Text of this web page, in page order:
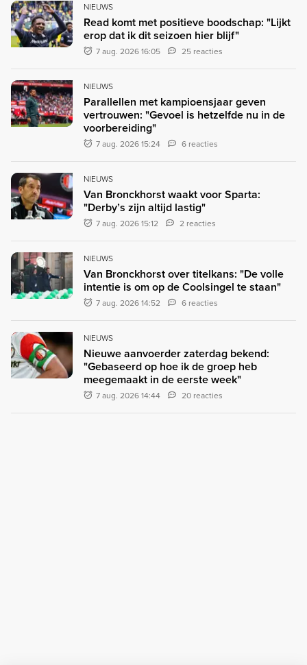
NIEUWS
Read komt met positieve boodschap: "Lijkt
erop dat ik dit seizoen hier blijf"
7 aug. 2026 16:05 25 reacties
NIEUWS
Parallellen met kampioensjaar geven
vertrouwen: "Gevoel is hetzelfde nu in de
voorbereiding"
7 aug. 2026 15:24 6 reacties
NIEUWS
Van Bronckhorst waakt voor Sparta:
"Derby’s zijn altijd lastig"
7 aug. 2026 15:12 2 reacties
NIEUWS
Van Bronckhorst over titelkans: "De volle
intentie is om op de Coolsingel te staan"
7 aug. 2026 14:52 6 reacties
NIEUWS
Nieuwe aanvoerder zaterdag bekend:
"Gebaseerd op hoe ik de groep heb
meegemaakt in de eerste week"
7 aug. 2026 14:44 20 reacties